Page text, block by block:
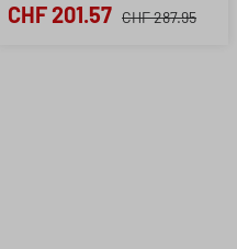
CHF 201.57 CHF 287.95